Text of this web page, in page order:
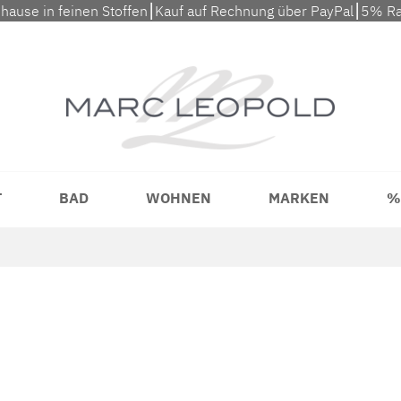
in feinen Stoffen⎮Kauf auf Rechnung über PayPal⎮5%
BAD WOHNEN MARKEN